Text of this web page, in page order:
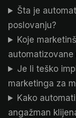
Šta je
poslovanju?
Koje
Je li teško
marketinga za
Kako
angažman